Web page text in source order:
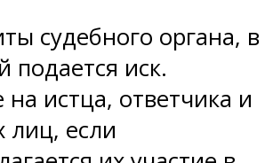
судебного органа, в
подается иск.
истца, ответчика и
лиц, если